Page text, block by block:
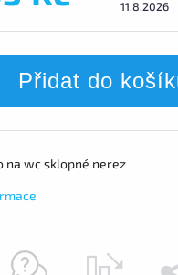
11.8.2026
Přidat do
na wc sklopné nerez